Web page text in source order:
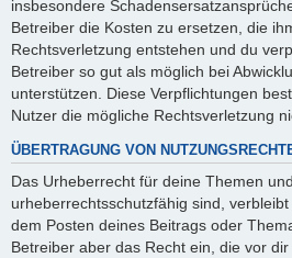
insbesondere
Betreiber die Kosten zu ersetzen, die
Rechtsverletzung entstehen und du
Betreiber so gut als möglich bei
unterstützen. Diese Verpflichtungen
Nutzer die mögliche Rechtsverletzung
ÜBERTRAGUNG VON
Das Urheberrecht für deine Themen
urheberrechtsschutzfähig sind,
dem Posten deines Beitrags oder
Betreiber aber das Recht ein, die vor